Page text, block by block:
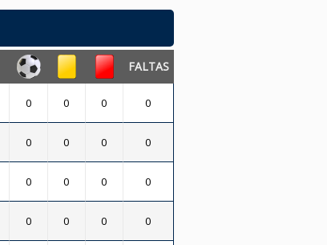
FALTAS
0 0 0 0
0 0 0 0
0 0 0 0
0 0 0 0